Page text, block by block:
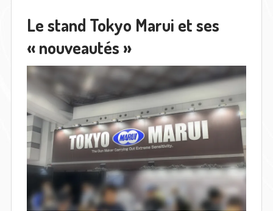
Le stand Tokyo Marui et ses
« nouveautés »